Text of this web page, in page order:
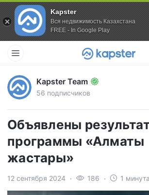
Kapster
Вся недвижимость Казахстана
FREE - In Google Play
Kapster Team
56 подписчиков
Объявлены
программы «Алматы
жастары»
12 сентября 2024 186 1 минута